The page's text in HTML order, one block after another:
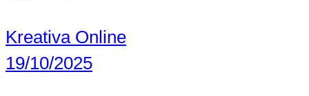
Kreativa Online
19/10/2025